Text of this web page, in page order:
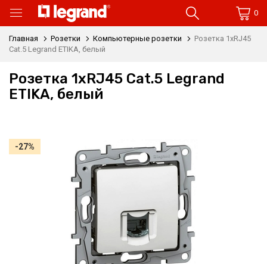
0
Главная Розетки Компьютерные розетки
Розетка 1xRJ45
Cat.5 Legrand ETIKA, белый
Розетка 1xRJ45 Cat.5 Legrand
ETIKA, белый
-27%